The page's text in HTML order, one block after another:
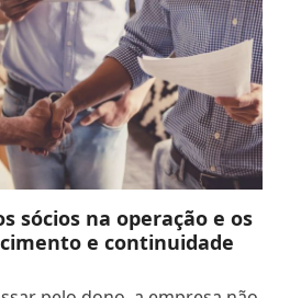
sócios na operação e os
e continuidade